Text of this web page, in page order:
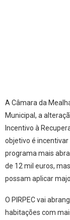
A Câmara da
Municipal, a
Incentivo à
objetivo é
programa mais
de 12 mil euros,
possam aplicar
O PIRPEC vai
habitações com